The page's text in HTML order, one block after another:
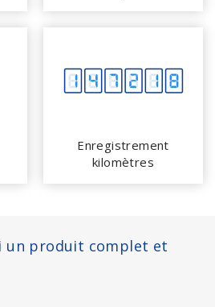
Enregistrement
kilomètres
un produit complet et